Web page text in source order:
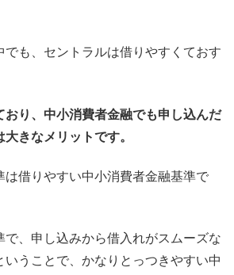
でも、セントラルは借りやすくておす
おり、中小消費者金融でも申し込んだ
きなメリットです。
は借りやすい中小消費者金融基準で
で、申し込みから借入れがスムーズな
いうことで、かなりとっつきやすい中